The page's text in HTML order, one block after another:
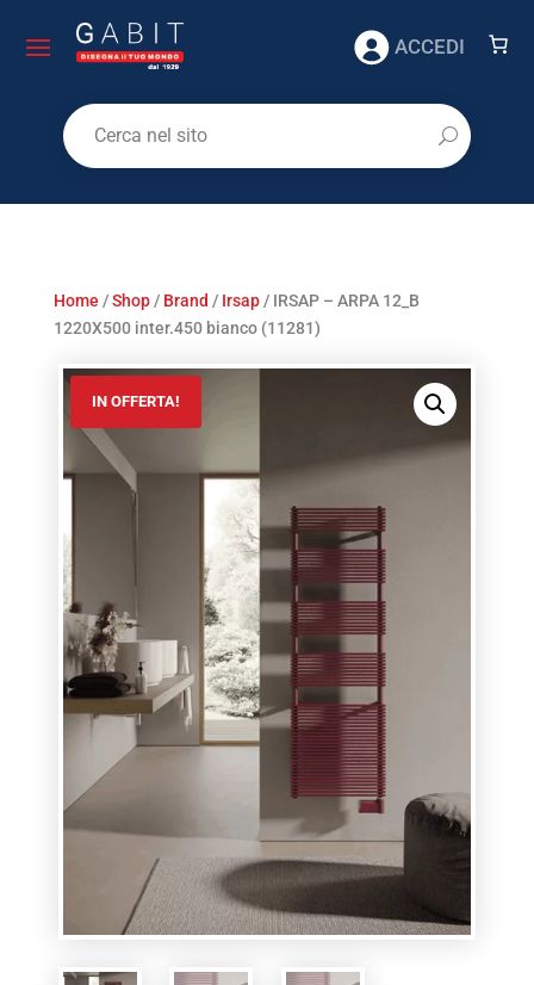
ACCEDI
Home /Shop/ Brand / Irsap/ IRSAP – ARPA 12_B
1220X500 inter.450 bianco (11281)
IN OFFERTA!